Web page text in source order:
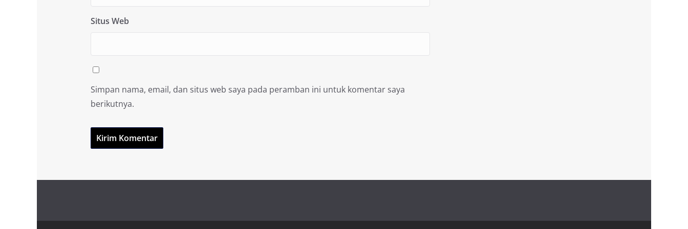
Situs Web
Simpan nama, email, dan situs web saya pada peramban ini untuk komentar saya
berikutnya.